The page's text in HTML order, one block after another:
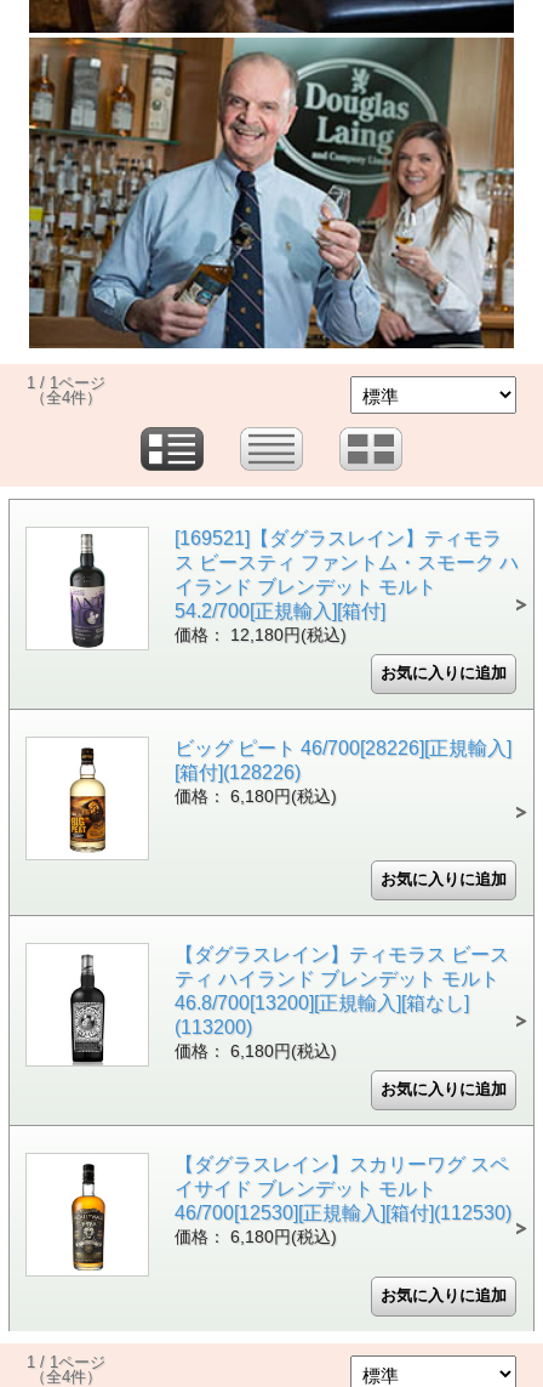
1 / 1ページ
（全4件）
[169521]【ダグラスレイン】ティモラ
ス ビースティ ファントム・スモーク ハ
イランド ブレンデット モルト
54.2/700[正規輸入][箱付]
価格： 12,180円(税込)
ビッグ ピート 46/700[28226][正規輸入]
[箱付](128226)
価格： 6,180円(税込)
【ダグラスレイン】ティモラス ビース
ティ ハイランド ブレンデット モルト
46.8/700[13200][正規輸入][箱なし]
(113200)
価格： 6,180円(税込)
【ダグラスレイン】スカリーワグ スペ
イサイド ブレンデット モルト
46/700[12530][正規輸入][箱付](112530)
価格： 6,180円(税込)
1 / 1ページ
（全4件）